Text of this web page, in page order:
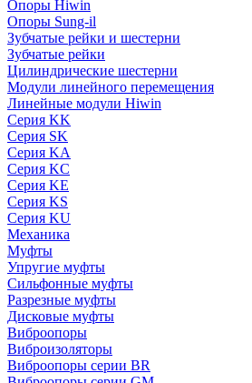
Опоры Hiwin
Опоры Sung-il
Зубчатые рейки и шестерни
Зубчатые рейки
Цилиндрические шестерни
Модули линейного перемещения
Линейные модули Hiwin
Серия KK
Серия SK
Серия KA
Серия KC
Серия KE
Серия KS
Серия KU
Механика
Муфты
Упругие муфты
Сильфонные муфты
Разрезные муфты
Дисковые муфты
Виброопоры
Виброизоляторы
Виброопоры серии BR